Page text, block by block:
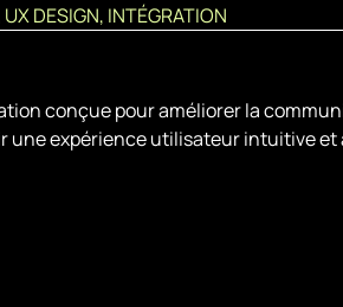
DESIGN, INTÉGRATION
conçue pour améliorer la
une expérience utilisateur intuitive et